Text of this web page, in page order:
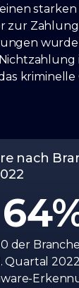
zur Zahlung
nach
der
Quartal
64